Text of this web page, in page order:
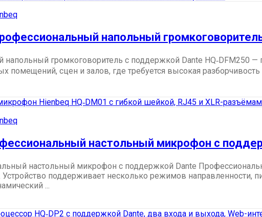
напольный
напольный громкоговоритель с поддержкой Dante HQ‑DFM250
помещений, сцен и залов, где требуется высокая
настольный микрофон с
настольный микрофон с поддержкой Dante
поддерживает несколько режимов направленности,
...